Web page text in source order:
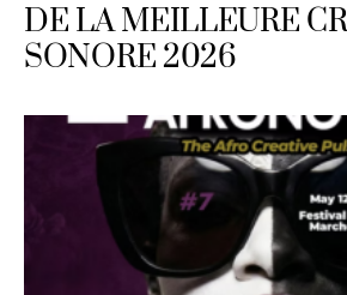
DE LA MEILLEURE
SONORE 2026